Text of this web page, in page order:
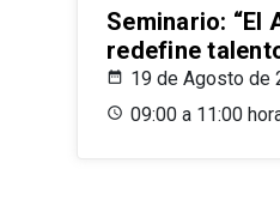
Seminario: “El
redefine
19 de Agosto de
09:00 a 11:00